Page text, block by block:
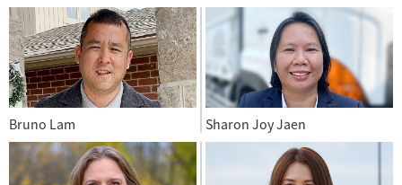
Bruno Lam Sharon Joy Jaen